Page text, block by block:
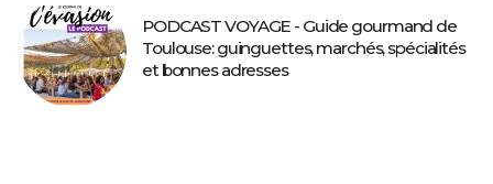
PODCAST VOYAGE - Guide gourmand de
Toulouse: guinguettes, marchés, spécialités
et bonnes adresses